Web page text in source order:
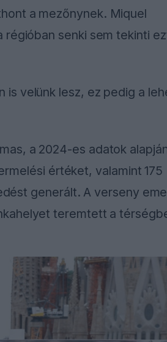
a mezőnynek. Miquel
régióban senki sem tekinti
is velünk lesz, ez pedig a
a 2024-es adatok
értéket, valamint 175
generált. A verseny
teremtett a